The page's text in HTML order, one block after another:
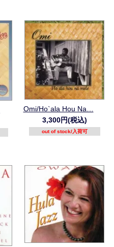
Omi/Ho`ala Hou Na…
3,300円(税込)
out of stock/入荷可